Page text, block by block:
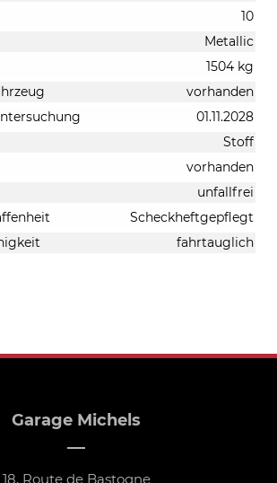
10
Metallic
1504 kg
vorhanden
01.11.2028
Stoff
vorhanden
unfallfrei
Scheckheftgepflegt
fahrtauglich
Garage Michels
18, Route de Bastogne